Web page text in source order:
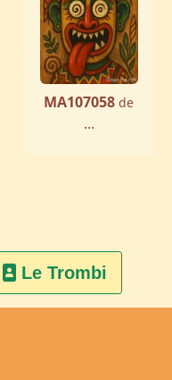
MA107058 de
...
Le Trombi